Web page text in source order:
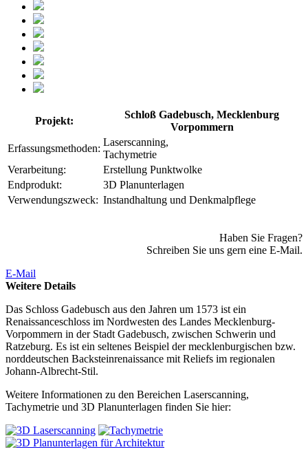
Projekt:
Schloß Gadebusch, Mecklenburg
Vorpommern
Erfassungsmethoden:
Laserscanning,
Tachymetrie
Verarbeitung:
Erstellung Punktwolke
Endprodukt:
3D Planunterlagen
Verwendungszweck: Instandhaltung und Denkmalpflege
Haben Sie Fragen?
Schreiben Sie uns gern eine E-Mail.
E-Mail
Weitere Details
Das Schloss Gadebusch aus den Jahren um 1573 ist ein
Renaissanceschloss im Nordwesten des Landes Mecklenburg-
Vorpommern in der Stadt Gadebusch, zwischen Schwerin und
Ratzeburg. Es ist ein seltenes Beispiel der mecklenburgischen bzw.
norddeutschen Backsteinrenaissance mit Reliefs im regionalen
Johann-Albrecht-Stil.
Weitere Informationen zu den Bereichen Laserscanning,
Tachymetrie und 3D Planunterlagen finden Sie hier: